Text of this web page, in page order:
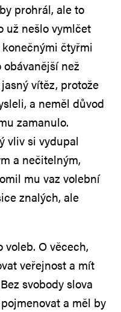
prohrál, ale to
už nešlo vymlčet
čtyřmi
než
vítěz, protože
a neměl důvod
zamanulo.
vliv si vydupal
a nečitelným,
mu vaz volební
znalých, ale
O věcech,
veřejnost a mít
svobody slova
a měl by